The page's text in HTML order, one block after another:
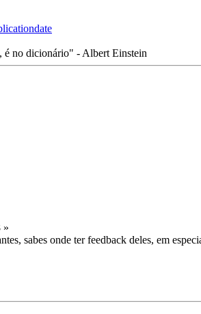
é no dicionário" - Albert Einstein
»
sabes onde ter feedback deles, em